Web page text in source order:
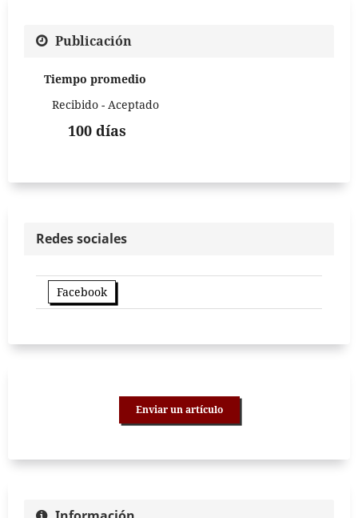
Publicación
Tiempo promedio
Recibido - Aceptado
100 días
Redes sociales
Facebook
Enviar un artículo